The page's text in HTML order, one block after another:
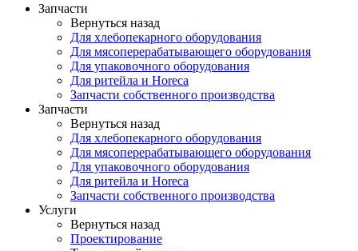
Запчасти
Вернуться назад
Для хлебопекарного оборудования
Для мясоперерабатывающего оборудования
Для упаковочного оборудования
Для ритейла и Horeca
Запчасти собственного производства
Запчасти
Вернуться назад
Для хлебопекарного оборудования
Для мясоперерабатывающего оборудования
Для упаковочного оборудования
Для ритейла и Horeca
Запчасти собственного производства
Услуги
Вернуться назад
Проектирование